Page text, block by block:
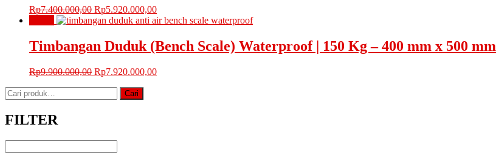
Rp7.400.000,00 Harga
aslinya
Rp7.400.000,00.
Rp5.920.000,00Harga
saat
adalah:
Rp5.920.000,00.
Timbangan Duduk (Bench Scale) Waterproof | 150 Kg – 400 mm x 500 mm
Rp9.900.000,00 Harga
Rp7.920.000,00Harga
Pencarian
untuk:
Cari
FILTER